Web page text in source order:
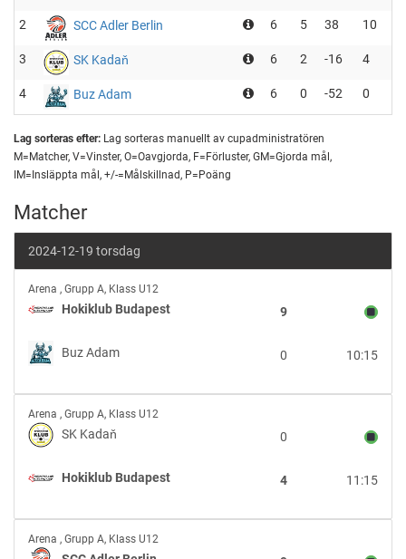
2 SCC Adler Berlin 6 5 38 10
3 SK Kadaň 6 2 -16 4
4 Buz Adam 6 0 -52 0
Lag sorteras efter: Lag sorteras manuellt av cupadministratören
M=Matcher, V=Vinster, O=Oavgjorda, F=Förluster, GM=Gjorda mål,
IM=Insläppta mål, +/-=Målskillnad, P=Poäng
Matcher
2024-12-19 torsdag
Hokiklub
Budapest
Buz
Adam
Arena , Grupp A, Klass U12
Hokiklub Budapest 9
Buz Adam 10:15
0
SK
Kadaň
vs
Budapest
Arena , Grupp A, Klass U12
SK Kadaň 0
Hokiklub Budapest 11:15
4
SCC
Adler
Arena , Grupp A, Klass U12